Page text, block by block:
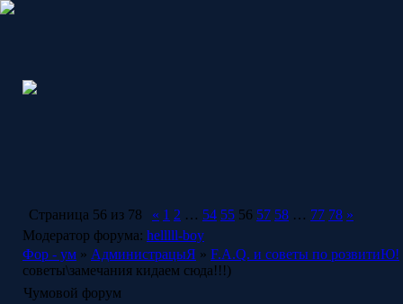
Страница 56 из 78 « 1 2 … 54 55 56 57 58 … 77 78 »
Модератор форума: helllll-boy
Фор - ум » АдминистрацыЯ » F.A.Q. и советы по розвитиЮ!
советы\замечания кидаем сюда!!!)
Чумовой форум